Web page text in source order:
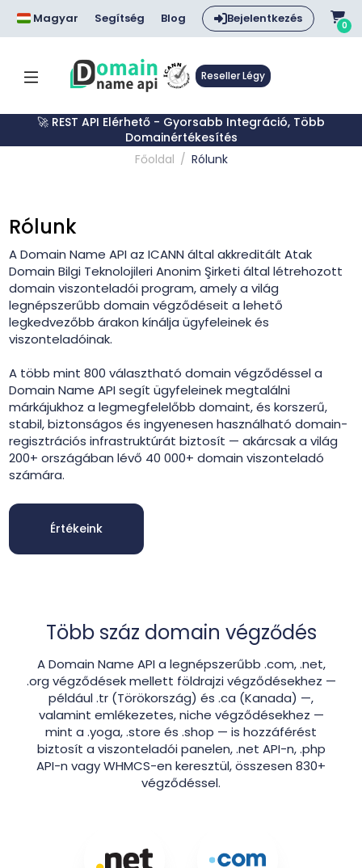
Magyar Segítség Blog Bejelentkezés 0
Reseller Légy
🚀 REST API Elérhető - Gyorsabb Integráció, Több
Domainértékesítés
Főoldal
Rólunk
Rólunk
A Domain Name API az ICANN által akkreditált Atak
Domain Bilgi Teknolojileri Anonim Şirketi által létrehozott
domain viszonteladói program, amely a világ
legnépszerűbb domain végződéseit a lehető
legkedvezőbb árakon kínálja ügyfeleinek és
viszonteladóinak.
A több mint 800 választható domain végződéssel a
Domain Name API segít ügyfeleinek megtalálni
márkájukhoz a legmegfelelőbb domaint, és korszerű,
stabil, biztonságos és ingyenesen használható domain-
regisztrációs infrastruktúrát biztosít — akárcsak a világ
200+ országában lévő 40 000+ domain viszonteladó
számára.
Értékeink
Több száz domain végződés
A Domain Name API a legnépszerűbb .com, .net,
.org végződések mellett földrajzi végződésekhez —
például .tr (Törökország) és .ca (Kanada) —,
valamint emlékezetes, niche végződésekhez —
mint a .yoga, .store és .shop — is hozzáférést
biztosít a viszonteladói panelen, .net API-n, .php
API-n vagy WHMCS-en keresztül, összesen 830+
végződéssel.